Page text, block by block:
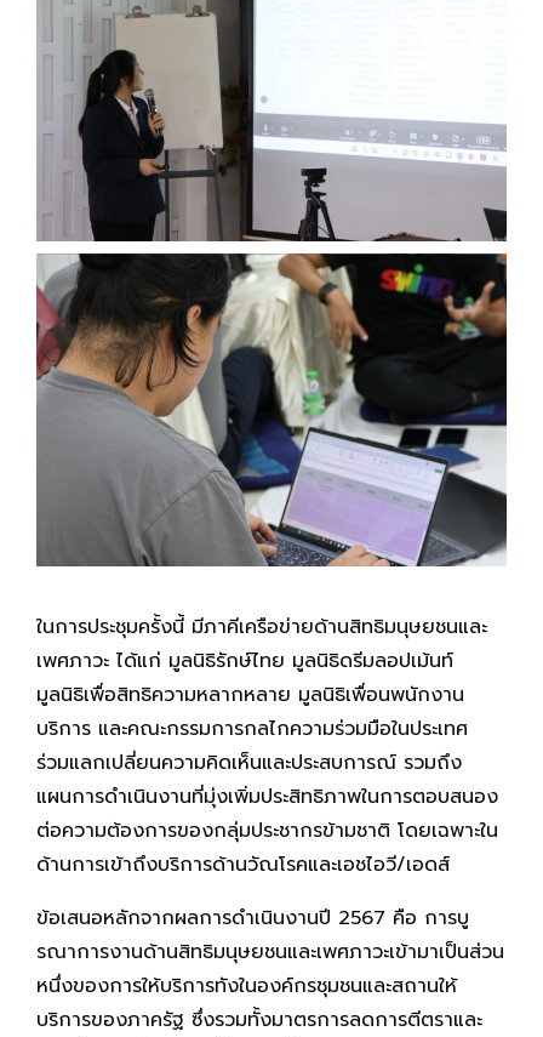
ในการประชุมครั้งนี้ มีภาคีเครือข่ายด้านสิทธิมนุษยชนและ
เพศภาวะ ได้แก่ มูลนิธิรักษ์ไทย มูลนิธิดรีมลอปเม้นท์
มูลนิธิเพื่อสิทธิความหลากหลาย มูลนิธิเพื่อนพนักงาน
บริการ และคณะกรรมการกลไกความร่วมมือในประเทศ
ร่วมแลกเปลี่ยนความคิดเห็นและประสบการณ์ รวมถึง
แผนการดำเนินงานที่มุ่งเพิ่มประสิทธิภาพในการตอบสนอง
ต่อความต้องการของกลุ่มประชากรข้ามชาติ โดยเฉพาะใน
ด้านการเข้าถึงบริการด้านวัณโรคและเอชไอวี/เอดส์
ข้อเสนอหลักจากผลการดำเนินงานปี 2567 คือ การบู
รณาการงานด้านสิทธิมนุษยชนและเพศภาวะเข้ามาเป็นส่วน
หนึ่งของการให้บริการทังในองค์กรชุมชนและสถานให้
บริการของภาครัฐ ซึ่งรวมทั้งมาตรการลดการตีตราและ